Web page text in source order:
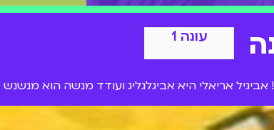
עונה 1
אביגיל אריאלי היא אביגלגליג ועודד מנשה הוא